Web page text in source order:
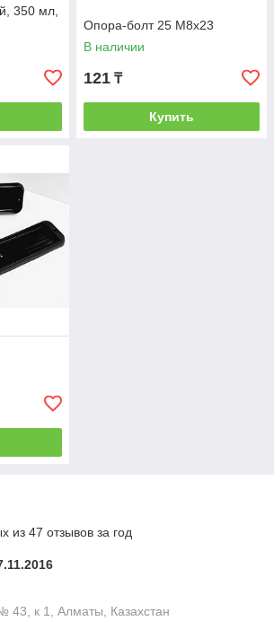
350 мл,
Опора-болт 25 М8х23
В наличии
121 ₸
Купить
из 47 отзывов за год
43, к 1, Алматы, Казахстан